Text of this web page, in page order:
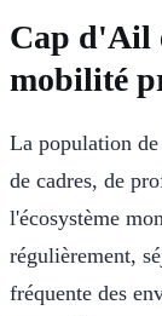
Cap d'Ail
mobilité
La population
de cadres, de
l'écosystème
régulièrement,
fréquente des